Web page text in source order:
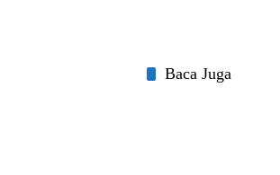
Baca Juga